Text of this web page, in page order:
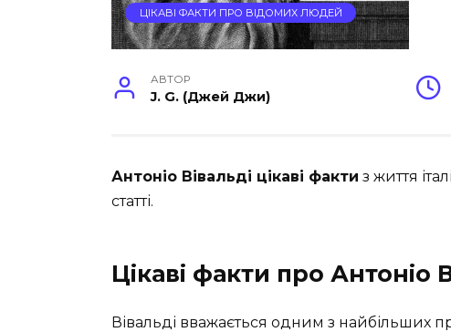
ЦІКАВІ ФАКТИ ПРО ВІДОМИХ ЛЮДЕЙ
АВТОР
J. G. (Джей Джи)
Антоніо Вівальді цікаві факти з життя
статті.
Цікаві факти про Антоніо
Вівальді вважається одним з найбільших